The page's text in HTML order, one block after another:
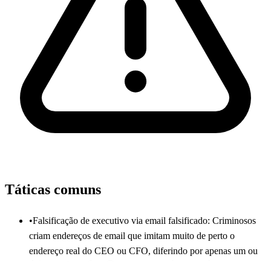
Táticas comuns
•Falsificação de executivo via email falsificado: Criminosos
criam endereços de email que imitam muito de perto o
endereço real do CEO ou CFO, diferindo por apenas um ou